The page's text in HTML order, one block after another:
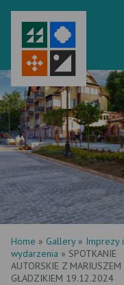
Home » Gallery» Imprezy i
wydarzenia » SPOTKANIE
AUTORSKIE Z MARIUSZEM
GŁADZIKIEM 19.12.2024